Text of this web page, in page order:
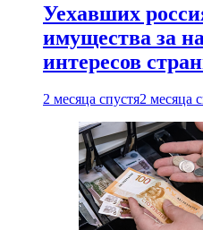
Уехавших
имущества за
интересов
2 месяца спустя2 месяца